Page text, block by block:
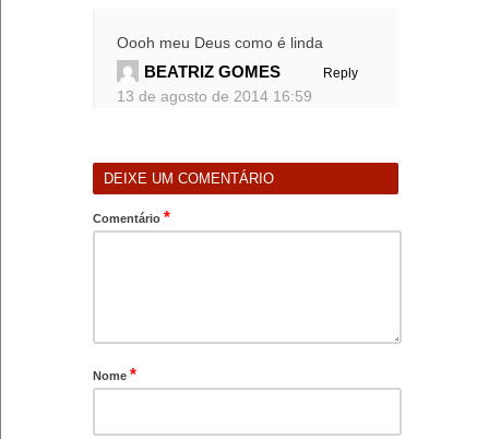
Oooh meu Deus como é linda
BEATRIZ GOMES
13 de agosto de 2014 16:59
Reply
DEIXE UM COMENTÁRIO
Comentário *
Nome *